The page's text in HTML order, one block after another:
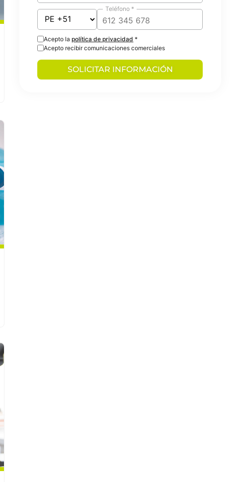
Teléfono *
Acepto lapolítica de privacidad *
Acepto recibir comunicaciones comerciales
SOLICITAR INFORMACIÓN